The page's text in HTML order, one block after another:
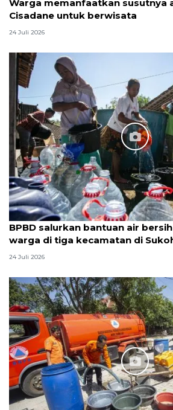
Warga memanfaatkan susutnya
Cisadane untuk berwisata
24 Juli 2026
BPBD salurkan bantuan air
warga di tiga kecamatan di
24 Juli 2026